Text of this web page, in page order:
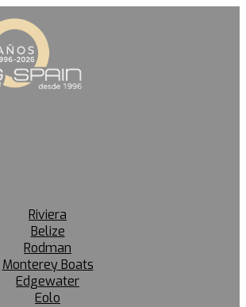
Riviera
Belize
Rodman
Monterey Boats
Edgewater
Eolo